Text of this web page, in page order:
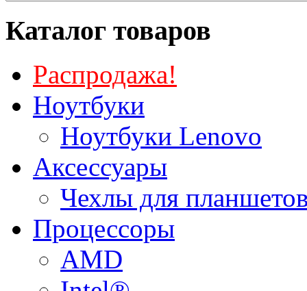
Каталог товаров
Распродажа!
Ноутбуки
Ноутбуки Lenovo
Аксессуары
Чехлы для
Процессоры
AMD